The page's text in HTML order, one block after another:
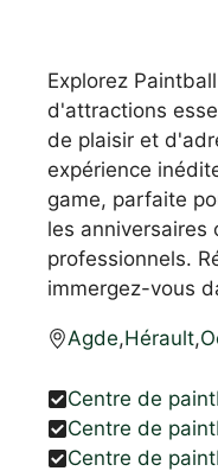
Explorez
d'attractions
de plaisir et
expérience
game, parfaite
les anniversaires
professionnels.
immergez-vous
Agde,Hérault,
Centre de
Centre de
Centre de